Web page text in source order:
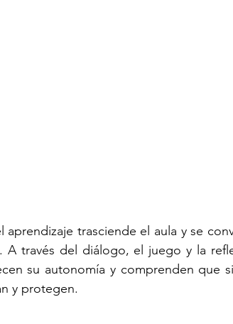
aprendizaje trasciende el aula y se
A través del diálogo, el juego y la
su autonomía y comprenden que
y protegen.